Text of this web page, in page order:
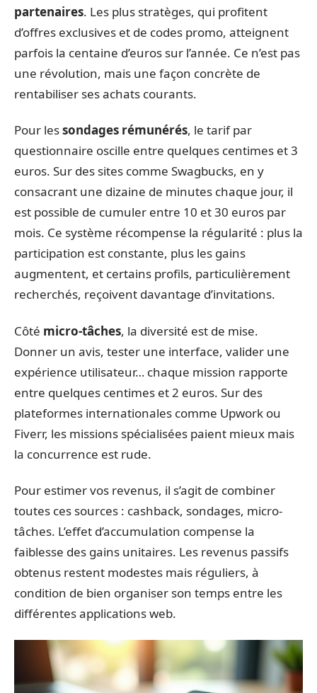
partenaires. Les plus stratèges, qui profitent
d’offres exclusives et de codes promo, atteignent
parfois la centaine d’euros sur l’année. Ce n’est pas
une révolution, mais une façon concrète de
rentabiliser ses achats courants.
Pour lessondages rémunérés, le tarif par
questionnaire oscille entre quelques centimes et 3
euros. Sur des sites comme Swagbucks, en y
consacrant une dizaine de minutes chaque jour, il
est possible de cumuler entre 10 et 30 euros par
mois. Ce système récompense la régularité : plus la
participation est constante, plus les gains
augmentent, et certains profils, particulièrement
recherchés, reçoivent davantage d’invitations.
Côté micro-tâches, la diversité est de mise.
Donner un avis, tester une interface, valider une
expérience utilisateur… chaque mission rapporte
entre quelques centimes et 2 euros. Sur des
plateformes internationales comme Upwork ou
Fiverr, les missions spécialisées paient mieux mais
la concurrence est rude.
Pour estimer vos revenus, il s’agit de combiner
toutes ces sources : cashback, sondages, micro-
tâches. L’effet d’accumulation compense la
faiblesse des gains unitaires. Les revenus passifs
obtenus restent modestes mais réguliers, à
condition de bien organiser son temps entre les
différentes applications web.